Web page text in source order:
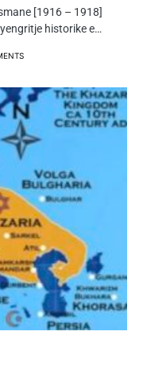
[1916 – 1918]
historike e…